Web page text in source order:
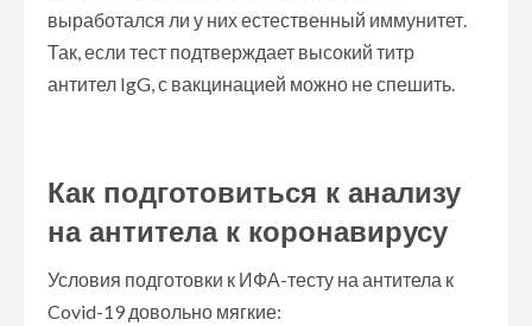
выработался ли у них естественный иммунитет.
Так, если тест подтверждает высокий титр
антител IgG, с вакцинацией можно не спешить.
Как подготовиться к анализу
на антитела к коронавирусу
Условия подготовки к ИФА-тесту на антитела к
Covid-19 довольно мягкие: